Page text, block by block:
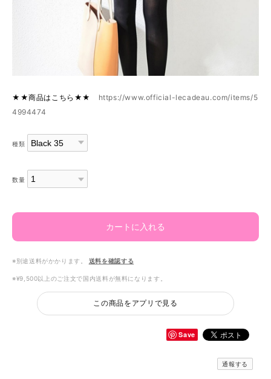
★★商品はこちら★★ https://www.official-lecadeau.com/items/5
4994474
種類
数量
カートに入れる
※別途送料がかかります。 送料を確認する
※¥9,500以上のご注文で国内送料が無料になります。
この商品をアプリで見る
Save
通報する